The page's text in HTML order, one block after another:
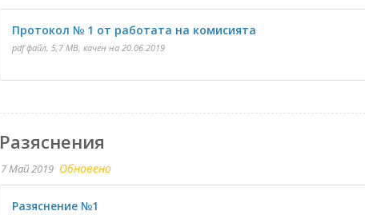
Протокол № 1 от работата на комисията
pdf файл, 5,7 MB, качен на 20.06.2019
Разяснения
7 Май 2019 Обновено
Разяснение №1